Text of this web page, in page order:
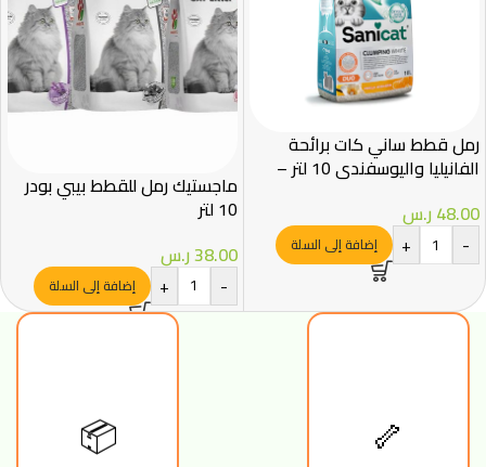
رمل قطط ساني كات برائحة
الفانيليا واليوسفندي 10 لتر –
48.00ر.س
-
+ إضافة إلى السلة
ماجستيك رمل للقطط بيبي بودر
10 لتر
38.00ر.س
-
+ إضافة إلى السلة
🦴
📦